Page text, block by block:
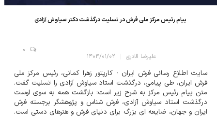
پیام رئیس مرکز ملی فرش در تسلیت درگذشت دکتر سیاوش آزادی
علیرضا قادری ۱۴۰۴/۰۱/۰۲
0
سایت اطلاع رسانی فرش ایران - کارپتور زهرا کمانی، رئیس مرکز ملی
فرش ایران، طی پیامی، درگذشت استاد سیاوش آزادی را تسلیت گفت.
متن پیام رئیس مرکز به شرح زیر است: بازگشت همه به سوی اوست
درگذشت استاد سیاوش آزادی، فرش شناس و پژوهشگر برجسته فرش
ایران و جهان، ضایعه ای بزرگ برای دنیای فرش و هنرهای دستی است.